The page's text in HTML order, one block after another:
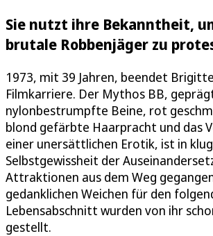
Sie nutzt ihre Bekanntheit,
brutale Robbenjäger zu
1973, mit 39 Jahren, beendet
Filmkarriere. Der Mythos BB,
nylonbestrumpfte Beine, rot
blond gefärbte Haarpracht und das
einer unersättlichen Erotik, ist in
Selbstgewissheit der
Attraktionen aus dem Weg
gedanklichen Weichen für den
Lebensabschnitt wurden von ihr
gestellt.